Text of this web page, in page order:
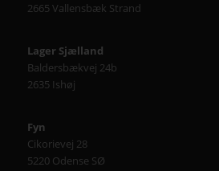
2665 Vallensbæk Strand
Lager Sjælland
Baldersbækvej 24b
2635 Ishøj
Fyn
Cikorievej 28
5220 Odense SØ